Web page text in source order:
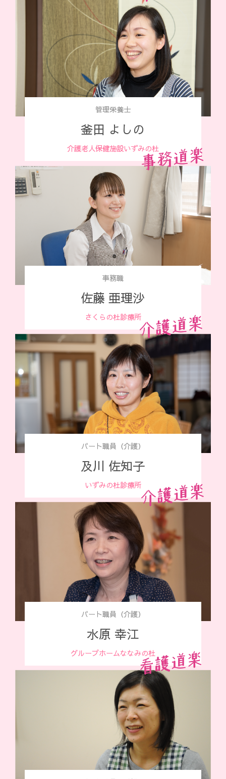
管理栄養士
釜田 よしの
介護老人保健施設いずみの杜
事務職
佐藤 亜理沙
さくらの杜診療所
パート職員（介護）
及川 佐知子
いずみの杜診療所
パート職員（介護）
水原 幸江
グループホームななみの杜